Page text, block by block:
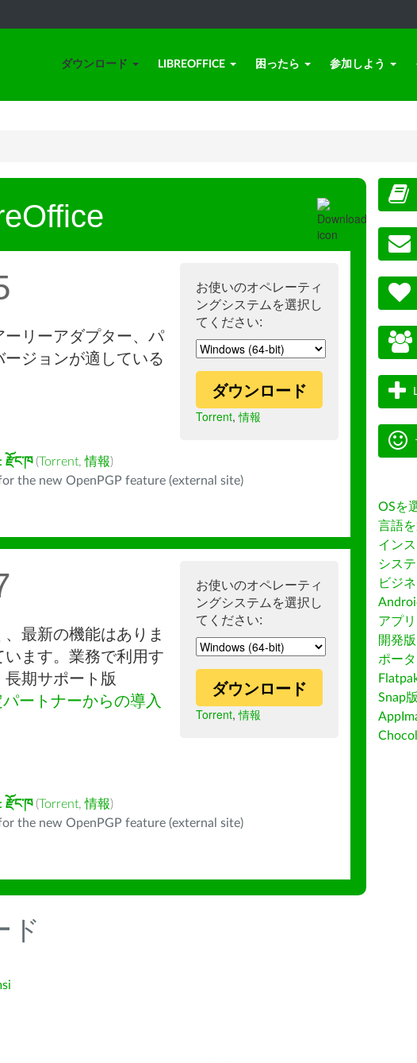
ダウンロード LIBREOFFICE 困ったら 参加しよう
お使いのオペレーティ
ングシステムを選択し
てください:
ダウンロード
Torrent,情報
リーアダプター、パ
ジョンが適している
རྫོང་ཁ (Torrent,情報)
the new OpenPGP feature (external site)
お使いのオペレーティ
ングシステムを選択し
てください:
ダウンロード
Torrent,情報
最新の機能はありま
ます。業務で利用す
期サポート版
ートナーからの導入
རྫོང་ཁ (Torrent,情報)
the new OpenPGP feature (external site)
ド
OSを
言語
イン
シス
ビジ
アプ
開発版
ポー
Snap版